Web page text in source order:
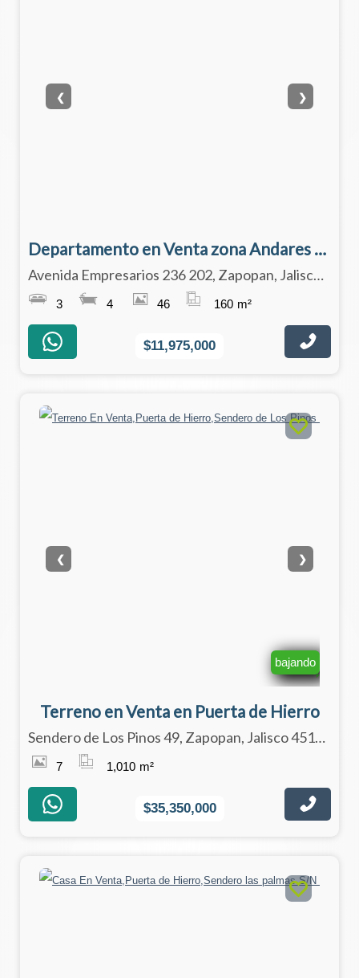
❮ ❯
Departamento en Venta zona Andares y Puerta de Hierro Zapopan
Avenida Empresarios 236 202, Zapopan, Jalisco 45116
3 4 46 160 m²
$11,975,000
❮ ❯
bajando
Terreno en Venta en Puerta de Hierro
Sendero de Los Pinos 49, Zapopan, Jalisco 45116
7 1,010 m²
$35,350,000